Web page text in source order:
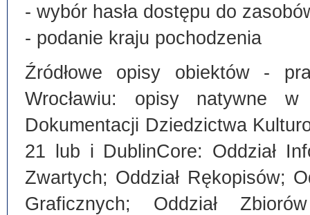
- wybór hasła dostępu do
- podanie kraju pochodzenia
Źródłowe opisy obiektów -
Wrocławiu: opisy natywne
Dokumentacji Dziedzictwa
21 lub i DublinCore: Oddział
Zwartych; Oddział Rękopisów;
Graficznych; Oddział